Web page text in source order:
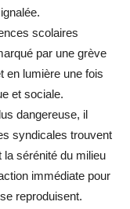
scolaires
par une grève
en lumière une fois
et sociale.
dangereuse, il
syndicales trouvent
la sérénité du milieu
immédiate pour
reproduisent.